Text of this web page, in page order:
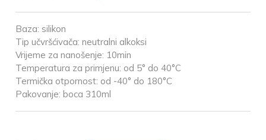
Baza: silikon
Tip učvršćivača: neutralni alkoksi
Vrijeme za nanošenje: 10min
Temperatura za primjenu: od 5° do 40°C
Termička otpornost: od -40° do 180°C
Pakovanje: boca 310ml